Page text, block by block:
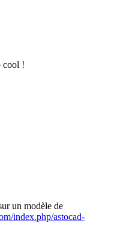
cool !
un modèle de
index.php/astocad-